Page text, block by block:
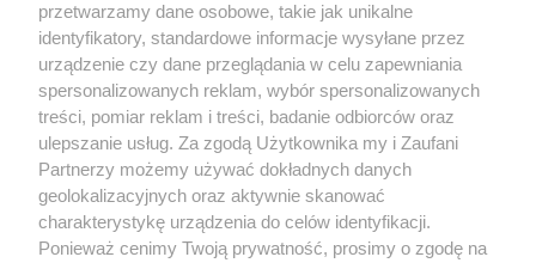
Żaden utwór zamieszczony w serwisie nie może być powielany i
rozpowszechniany lub dalej rozpowszechniany w jakikolwiek sposób (w
tym także elektroniczny lub mechaniczny) na jakimkolwiek polu
eksploatacji w jakiejkolwiek formie, włącznie z umieszczaniem w Internecie
bez pisemnej zgody właściciela praw. Jakiekolwiek użycie lub
wykorzystanie utworów w całości lub w części z naruszeniem prawa, tzn.
bez właściwej zgody, jest zabronione pod groźbą kary i może być ścigane
prawnie.
przetwarzamy dane osobowe, takie jak unikalne
identyfikatory, standardowe informacje wysyłane przez
urządzenie czy dane przeglądania w celu zapewniania
spersonalizowanych reklam, wybór spersonalizowanych
treści, pomiar reklam i treści, badanie odbiorców oraz
ulepszanie usług. Za zgodą Użytkownika my i Zaufani
Partnerzy możemy używać dokładnych danych
geolokalizacyjnych oraz aktywnie skanować
charakterystykę urządzenia do celów identyfikacji.
Ponieważ cenimy Twoją prywatność, prosimy o zgodę na